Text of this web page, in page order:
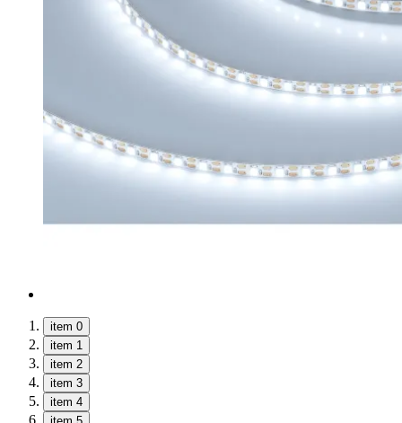
item 0
item 1
item 2
item 3
item 4